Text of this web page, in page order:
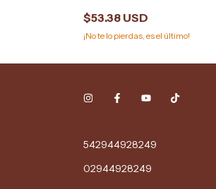
$53.38 USD
¡No te lo pierdas, es el último!
542944928249
02944928249